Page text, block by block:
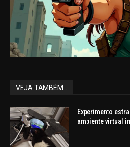
VEJA TAMBÉM...
Experimento
ambiente virtual